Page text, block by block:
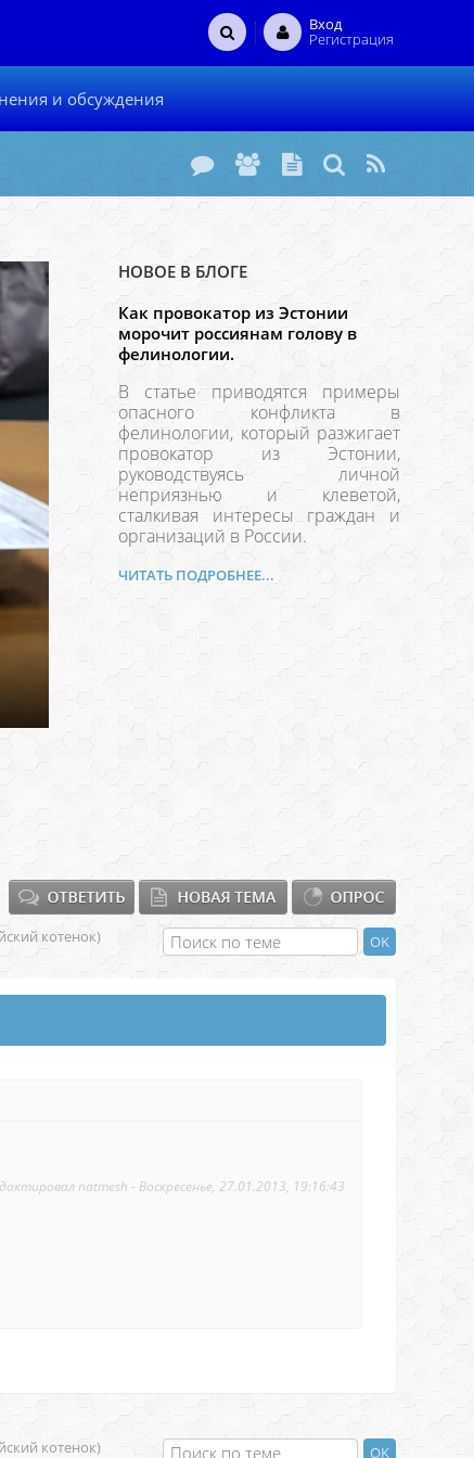
Вход
Регистрация
и обсуждения
НОВОЕ В БЛОГЕ
Как провокатор из Эстонии
морочит россиянам голову в
фелинологии.
В статье приводятся примеры
опасного конфликта в
фелинологии, который разжигает
провокатор из Эстонии,
руководствуясь личной
неприязнью и клеветой,
сталкивая интересы граждан и
организаций в России.
ЧИТАТЬ ПОДРОБНЕЕ...
котенок)
natmesh - Воскресенье, 27.01.2013, 19:16:43
котенок)